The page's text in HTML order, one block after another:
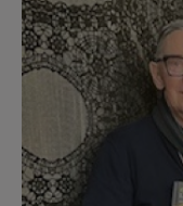
Cultur'Ciné -
CONCOURS
Contact